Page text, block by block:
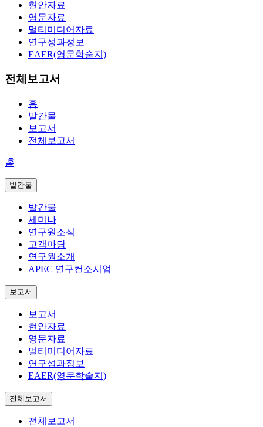
현안자료
영문자료
멀티미디어자료
연구성과정보
EAER(영문학술지)
전체보고서
홈
발간물
보고서
전체보고서
홈
발간물
발간물
세미나
연구원소식
고객마당
연구원소개
APEC 연구컨소시엄
보고서
보고서
현안자료
영문자료
멀티미디어자료
연구성과정보
EAER(영문학술지)
전체보고서
전체보고서